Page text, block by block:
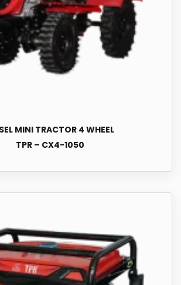
MINI TRACTOR 4 WHEEL
TPR – CX4-1050